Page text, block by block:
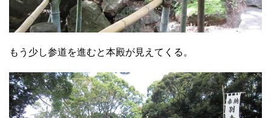
もう少し参道を進むと本殿が見えてくる。